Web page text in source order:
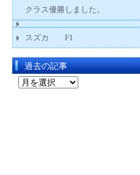
クラス優勝しました。
スズカ F1
過去の記事